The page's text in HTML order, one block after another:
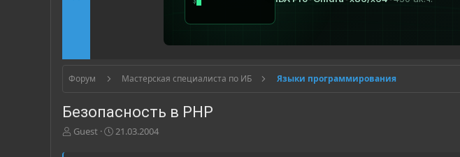
Форум Мастерская специалиста по ИБ Языки программирования
Безопасность в PHP
А
Guest
Д
21.03.2004